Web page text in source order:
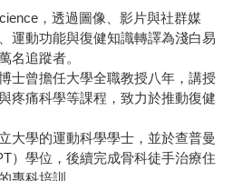
，透過圖像、影片與社群媒
運動功能與復健知識轉譯為淺白易
名追蹤者。
士曾擔任大學全職教授八年，講授
疼痛科學等課程，致力於推動復健
大學的運動科學學士，並於查普曼
）學位，後續完成骨科徒手治療住
專科培訓。